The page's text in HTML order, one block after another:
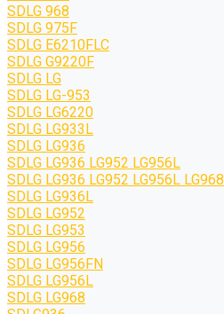
SDLG 968
SDLG 975F
SDLG E6210FLC
SDLG G9220F
SDLG LG
SDLG LG-953
SDLG LG6220
SDLG LG933L
SDLG LG936
SDLG LG936 LG952 LG956L
SDLG LG936 LG952 LG956L LG968
SDLG LG936L
SDLG LG952
SDLG LG953
SDLG LG956
SDLG LG956FN
SDLG LG956L
SDLG LG968